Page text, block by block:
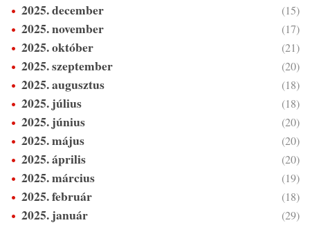
2025. december (15)
2025. november (17)
2025. október (21)
2025. szeptember (20)
2025. augusztus (18)
2025. július (18)
2025. június (20)
2025. május (20)
2025. április (20)
2025. március (19)
2025. február (18)
2025. január (29)